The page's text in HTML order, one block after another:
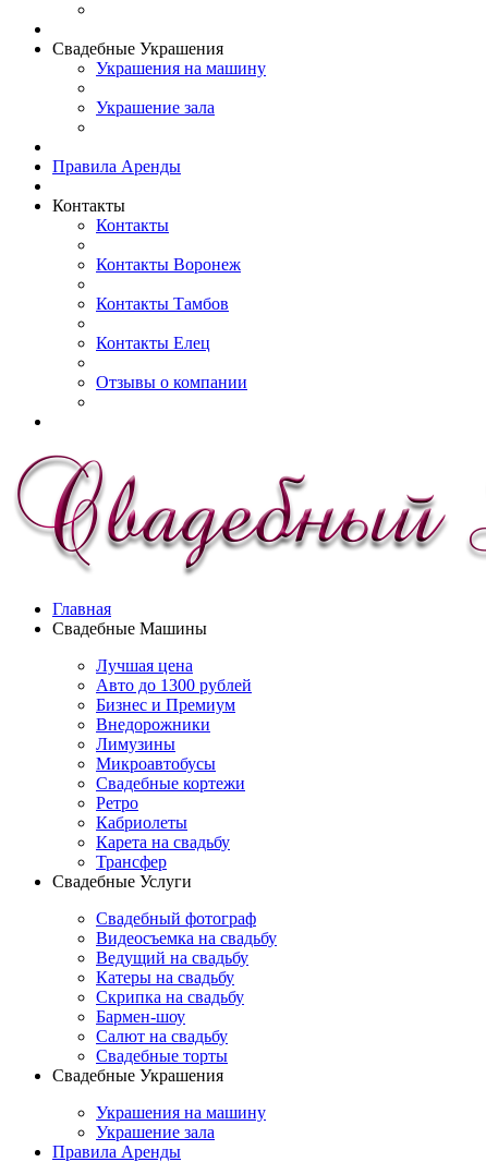
Свадебные Украшения
Украшения на машину
Украшение зала
Правила Аренды
Контакты
Контакты
Контакты Воронеж
Контакты Тамбов
Контакты Елец
Отзывы о компании
Главная
Свадебные Машины
Лучшая цена
Авто до 1300 рублей
Бизнес и Премиум
Внедорожники
Лимузины
Микроавтобусы
Свадебные кортежи
Ретро
Кабриолеты
Карета на свадьбу
Трансфер
Свадебные Услуги
Свадебный фотограф
Видеосъемка на свадьбу
Ведущий на свадьбу
Катеры на свадьбу
Скрипка на свадьбу
Бармен-шоу
Салют на свадьбу
Свадебные торты
Свадебные Украшения
Украшения на машину
Украшение зала
Правила Аренды